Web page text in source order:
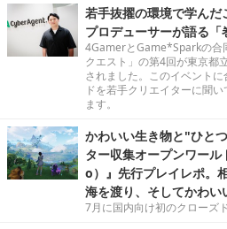
若手抜擢の環境で学ん
プロデューサーが語る
4GamerとGame*Sparkの合
クエスト」の第4回が東京都
されました。このイベント
ドを若手クリエイターに聞
ます。
かわいい生き物と"ひと
ター収集オープンワー
o）』先行プレイレポ。
海を渡り、そしてかわい
7月に国内向け初のクローズ